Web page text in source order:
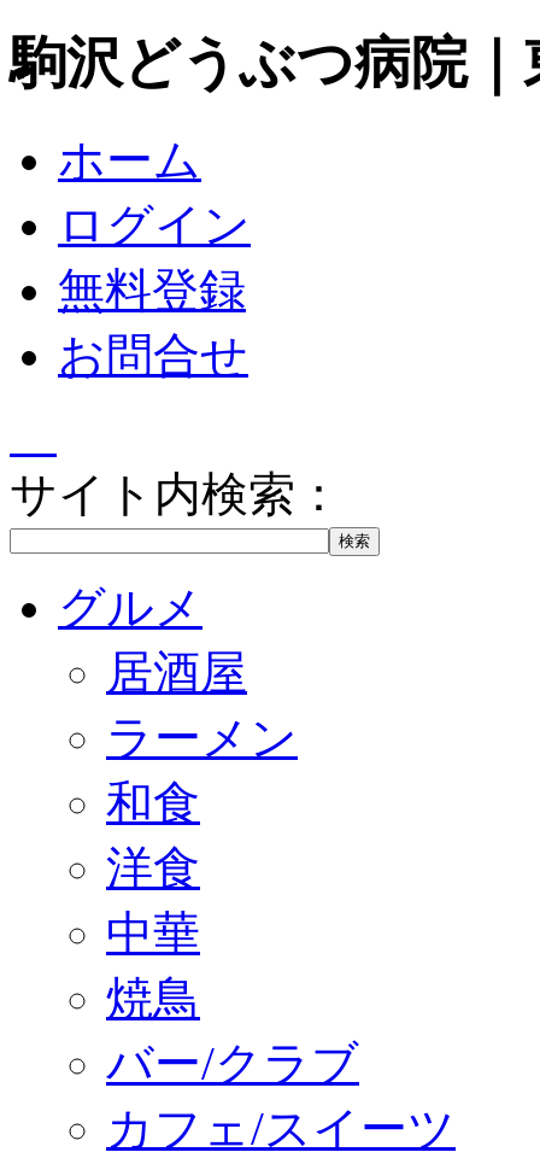
駒沢どうぶつ病院
ホーム
ログイン
無料登録
お問合せ
サイト内検索：
グルメ
居酒屋
ラーメン
和食
洋食
中華
焼鳥
バー/クラブ
カフェ/スイーツ